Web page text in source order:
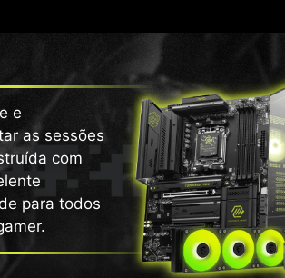
e
as sessões
com
para todos